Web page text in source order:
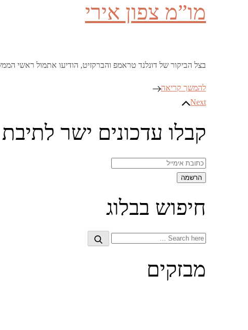
מו”מ צפון אירי
בצל הביקור של דונלנד טראמפ והברקזיט, הודיעו אתמול ראשי
להמשך קריאה
ניווט
Next
קבלו עדכונים ישר
חיפוש בבלוג
Search
Search
מבזקים